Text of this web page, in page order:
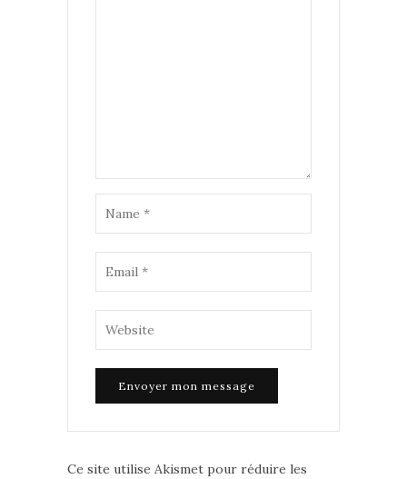
Ce site utilise Akismet pour réduire les